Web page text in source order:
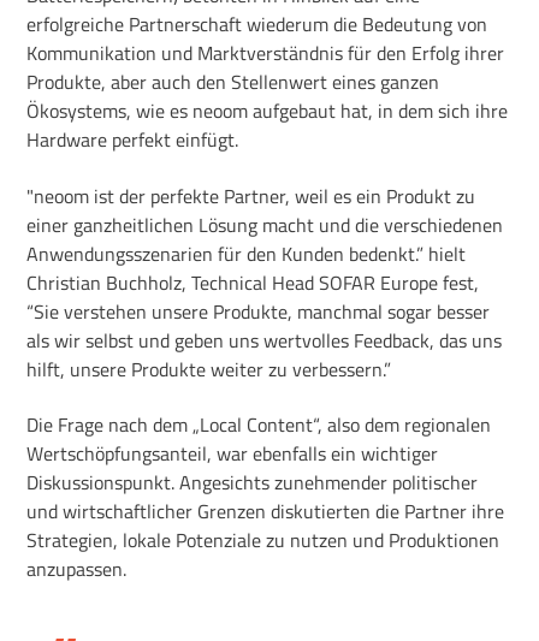
erfolgreiche Partnerschaft wiederum die Bedeutung von
Kommunikation und Marktverständnis für den Erfolg ihrer
Produkte, aber auch den Stellenwert eines ganzen
Ökosystems, wie es neoom aufgebaut hat, in dem sich ihre
Hardware perfekt einfügt.
"neoom ist der perfekte Partner, weil es ein Produkt zu
einer ganzheitlichen Lösung macht und die verschiedenen
Anwendungsszenarien für den Kunden bedenkt.” hielt
Christian Buchholz, Technical Head SOFAR Europe fest,
“Sie verstehen unsere Produkte, manchmal sogar besser
als wir selbst und geben uns wertvolles Feedback, das uns
hilft, unsere Produkte weiter zu verbessern.”
Die Frage nach dem „Local Content“, also dem regionalen
Wertschöpfungsanteil, war ebenfalls ein wichtiger
Diskussionspunkt. Angesichts zunehmender politischer
und wirtschaftlicher Grenzen diskutierten die Partner ihre
Strategien, lokale Potenziale zu nutzen und Produktionen
anzupassen.